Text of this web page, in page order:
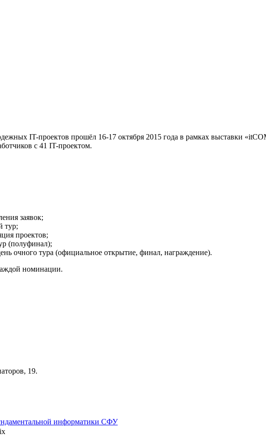
IT-проектов прошёл 16-17 октября 2015 года в рамках выставки
с 41 IT-проектом.
заявок;
тур;
проектов;
(полуфинал);
очного тура (официальное открытие, финал, награждение).
номинации.
19.
информатики СФУ